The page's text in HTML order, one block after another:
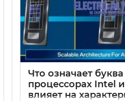
Что означает
процессорах Intel
влияет на